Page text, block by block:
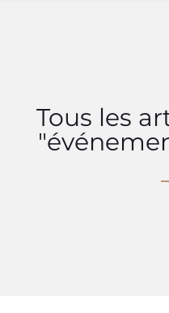
Tous les